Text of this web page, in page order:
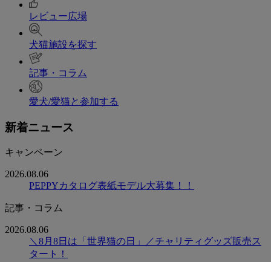
レビュー広場
犬猫施設を探す
記事・コラム
愛犬/愛猫と参加する
新着ニュース
キャンペーン
2026.08.06
PEPPYカタログ表紙モデル大募集！！
記事・コラム
2026.08.06
＼8月8日は「世界猫の日」／チャリティグッズ販売ス
タート！